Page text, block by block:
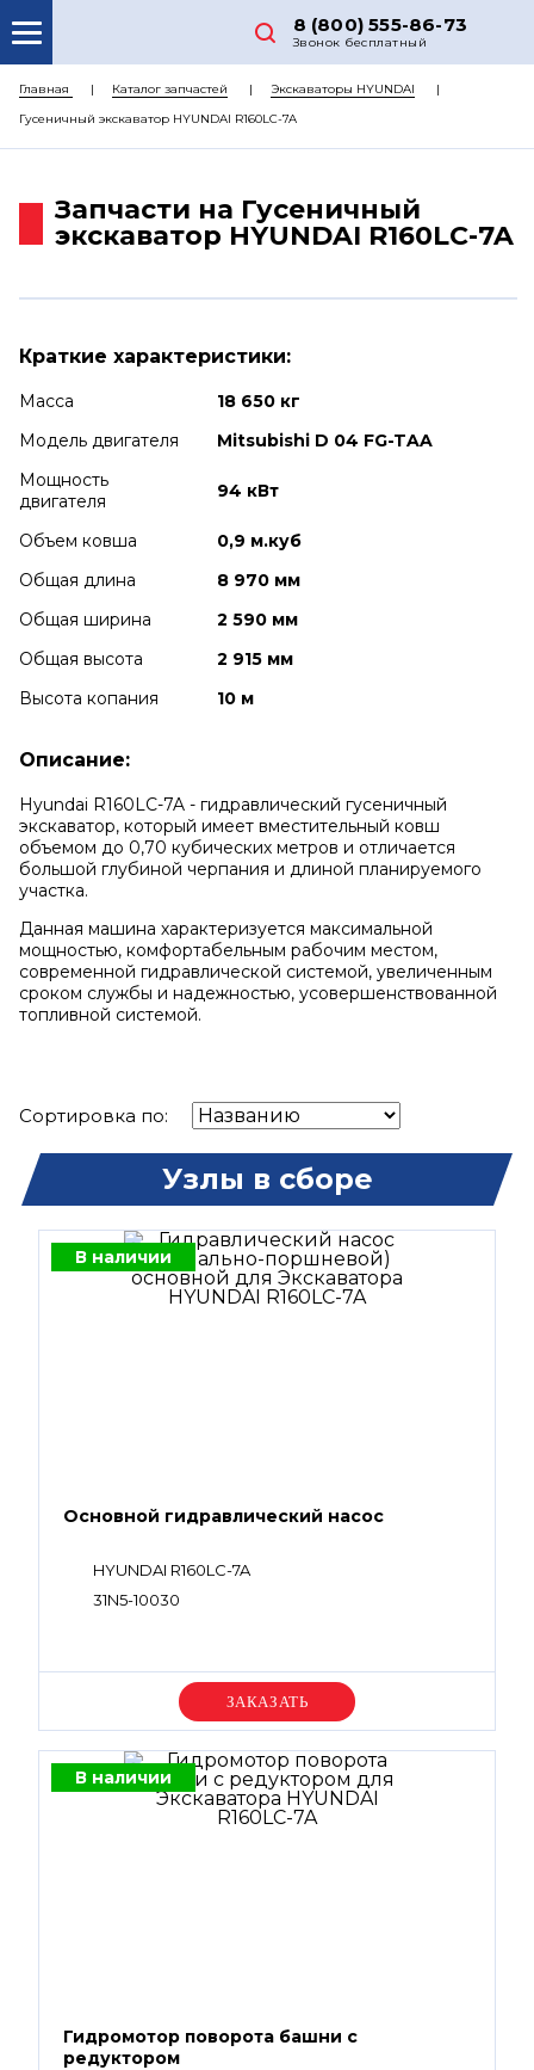
8 (800) 555-86-73
Звонок бесплатный
О НАС
КАТАЛОГ ЗАПЧАСТЕЙ
ДОСТАВКА
Главная Каталог запчастей
Экскаваторы HYUNDAI
Гусеничный экскаватор HYUNDAI R160LC-7A
Запчасти на Гусеничный
экскаватор HYUNDAI R160LC-7A
Краткие характеристики:
Масса
18 650 кг
Модель двигателя
Mitsubishi D 04 FG-TAA
Мощность
двигателя
94 кВт
Объем ковша
0,9 м.куб
Общая длина
8 970 мм
Общая ширина
2 590 мм
Общая высота
2 915 мм
Высота копания
10 м
Описание:
Hyundai R160LC-7A - гидравлический гусеничный
экскаватор, который имеет вместительный ковш
объемом до 0,70 кубических метров и отличается
большой глубиной черпания и длиной планируемого
участка.
Данная машина характеризуется максимальной
мощностью, комфортабельным рабочим местом,
современной гидравлической системой, увеличенным
сроком службы и надежностью, усовершенствованной
топливной системой.
Сортировка по:
Узлы в сборе
В наличии
Основной гидравлический насос
HYUNDAI R160LC-7A
31N5-10030
Уточняйте цену
В наличии
Гидромотор поворота башни с
редуктором